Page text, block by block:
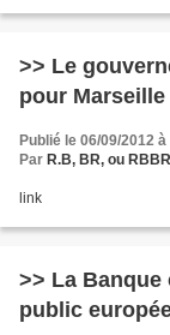
>> Le
pour Marseille
Publié le 06/09/2012 à
Par R.B, BR, ou
link
>> La
public